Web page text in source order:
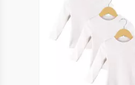
Vista Previa